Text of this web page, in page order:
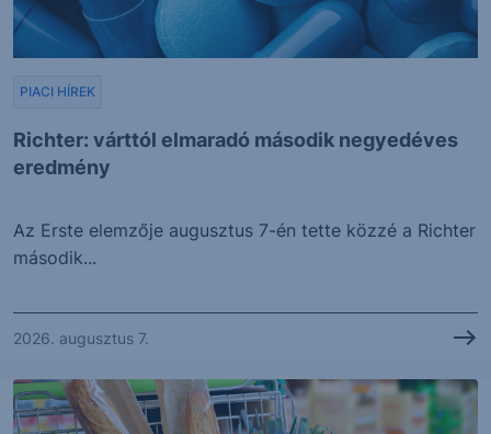
Richter: várttól elmaradó második negyedéves
eredmény
PIACI HÍREK
Az Erste elemzője augusztus 7-én tette közzé a Richter
második...
2026. augusztus 7.